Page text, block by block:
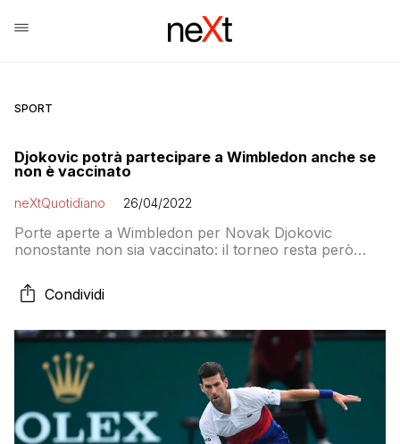
SPORT
Djokovic potrà partecipare a Wimbledon anche se
non è vaccinato
neXtQuotidiano 26/04/2022
Porte aperte a Wimbledon per Novak Djokovic
nonostante non sia vaccinato: il torneo resta però
Condividi